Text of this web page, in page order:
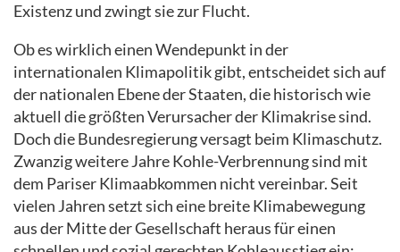
Existenz und zwingt sie zur Flucht.
Ob es wirklich einen Wendepunkt in der
internationalen Klimapolitik gibt, entscheidet sich auf
der nationalen Ebene der Staaten, die historisch wie
aktuell die größten Verursacher der Klimakrise sind.
Doch die Bundesregierung versagt beim Klimaschutz.
Zwanzig weitere Jahre Kohle-Verbrennung sind mit
dem Pariser Klimaabkommen nicht vereinbar. Seit
vielen Jahren setzt sich eine breite Klimabewegung
aus der Mitte der Gesellschaft heraus für einen